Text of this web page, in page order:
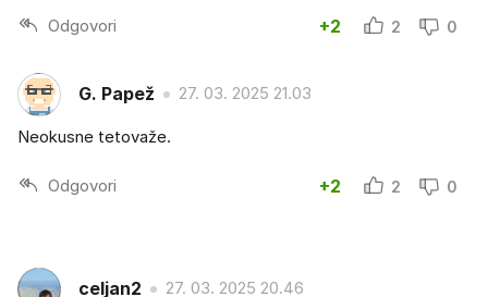
Odgovori +2 2 0
G. Papež 27. 03. 2025 21.03
Neokusne tetovaže.
Odgovori +2 2 0
celjan2 27. 03. 2025 20.46